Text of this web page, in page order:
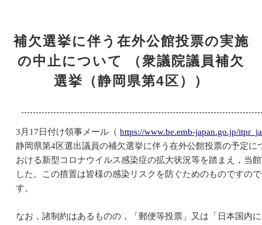
補欠選挙に伴う在外公館投票の実施
の中止について （衆議院議員補欠
選挙（静岡県第4区））
3月17日付け領事メール（ https://www.be.emb-japan.go.jp/
静岡県第4区選出議員の補欠選挙に伴う在外公館投票の予定
おける新型コロナウイルス感染症の拡大状況等を踏まえ，当
した。この措置は皆様の感染リスクを防ぐためのものですの
す。
なお，諸制約はあるものの，「郵便等投票」又は「日本国内